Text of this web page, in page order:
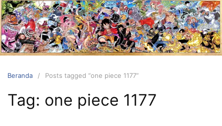
Langsung
ke
konten
Beranda Posts tagged “one piece 1177”
Tag: one piece 1177